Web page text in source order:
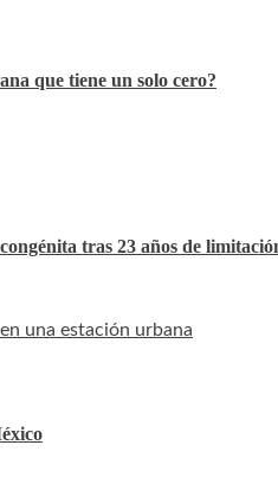
que tiene un solo cero?
tras 23 años de